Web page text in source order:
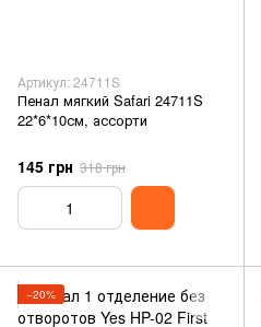
Артикул: 24711S
Пенал мягкий Safari 24711S
22*6*10см, ассорти
145 грн 318 грн
−20%